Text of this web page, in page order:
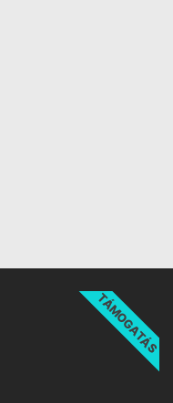
TÁMOGATÁS